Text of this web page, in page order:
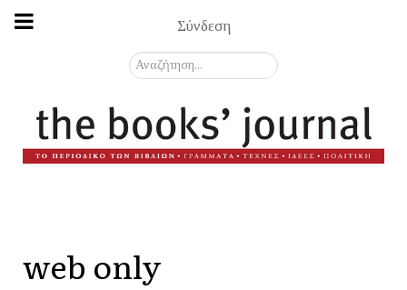
Σύνδεση
Αναζήτηση...
web only